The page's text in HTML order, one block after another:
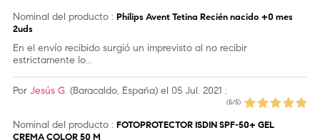
Nominal del producto : Philips Avent Tetina Recién nacido +0 mes
2uds
En el envío recibido surgió un imprevisto al no recibir
estrictamente lo...
Por Jesús G. (Baracaldo, España) el 05 Jul. 2021 :
(5/5)
Nominal del producto : FOTOPROTECTOR ISDIN SPF-50+ GEL
CREMA COLOR 50 M